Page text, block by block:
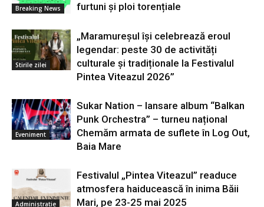
Breaking News
furtuni și ploi torențiale
Stirile zilei
„Maramureșul își celebrează eroul
legendar: peste 30 de activități
culturale și tradiționale la Festivalul
Pintea Viteazul 2026”
Eveniment
Sukar Nation – lansare album “Balkan
Punk Orchestra” – turneu național
Chemăm armata de suflete în Log Out,
Baia Mare
Administratie
Festivalul „Pintea Viteazul” readuce
atmosfera haiducească în inima Băii
Mari, pe 23-25 mai 2025